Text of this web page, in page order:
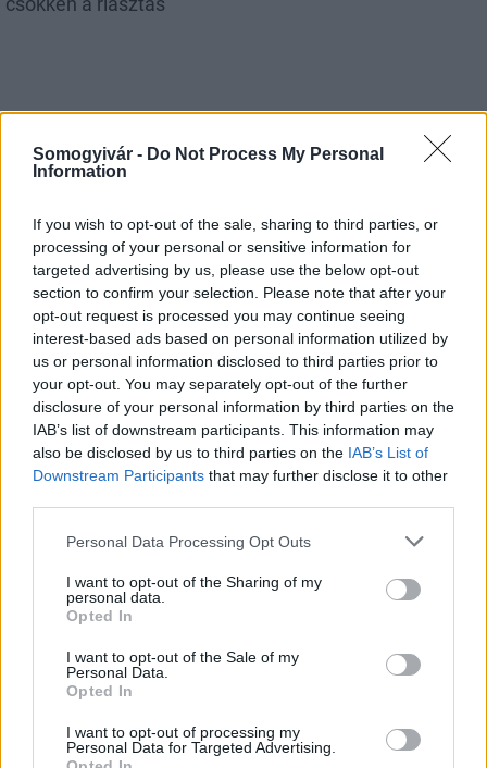
Somogyivár - Do Not Process My Personal
Information
If you wish to opt-out of the sale, sharing to third parties, or
processing of your personal or sensitive information for
targeted advertising by us, please use the below opt-out
section to confirm your selection. Please note that after your
opt-out request is processed you may continue seeing
interest-based ads based on personal information utilized by
us or personal information disclosed to third parties prior to
your opt-out. You may separately opt-out of the further
disclosure of your personal information by third parties on the
IAB’s list of downstream participants. This information may
also be disclosed by us to third parties on the IAB’s List of
Downstream Participants that may further disclose it to other
Please note that this website/app uses one or more Google
not limited to your visit or usage behaviour. You may click to
grant or deny consent to Google and its third-party tags to
use your data for below specified purposes in below Google
consent section.
Personal Data Processing Opt Outs
I want to opt-out of the Sharing of my
personal data.
Opted In
I want to opt-out of the Sale of my
Personal Data.
Opted In
I want to opt-out of processing my
Personal Data for Targeted Advertising.
Kevesebb fényt!
Országos hírek
Gál Ferenc Egyetem